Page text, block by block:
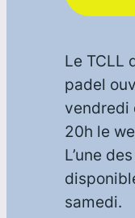
Le TCLL
padel
vendredi
20h le
L’une
samedi.